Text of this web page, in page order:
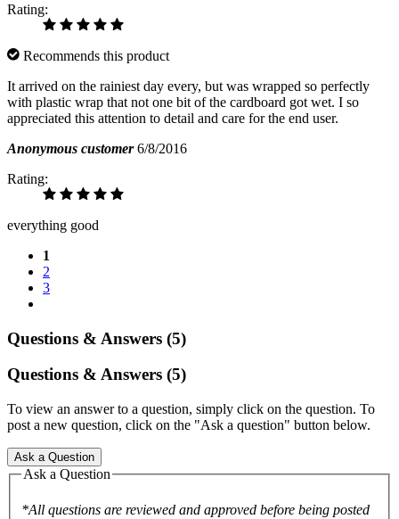
Rating:
Recommends this product
It arrived on the rainiest day every, but was wrapped so perfectly
with plastic wrap that not one bit of the cardboard got wet. I so
appreciated this attention to detail and care for the end user.
Anonymous customer 6/8/2016
Rating:
everything good
1
2
3
Questions & Answers (5)
Questions & Answers (5)
To view an answer to a question, simply click on the question. To
post a new question, click on the "Ask a question" button below.
Ask a Question
Ask a Question
*All questions are reviewed and approved before being posted